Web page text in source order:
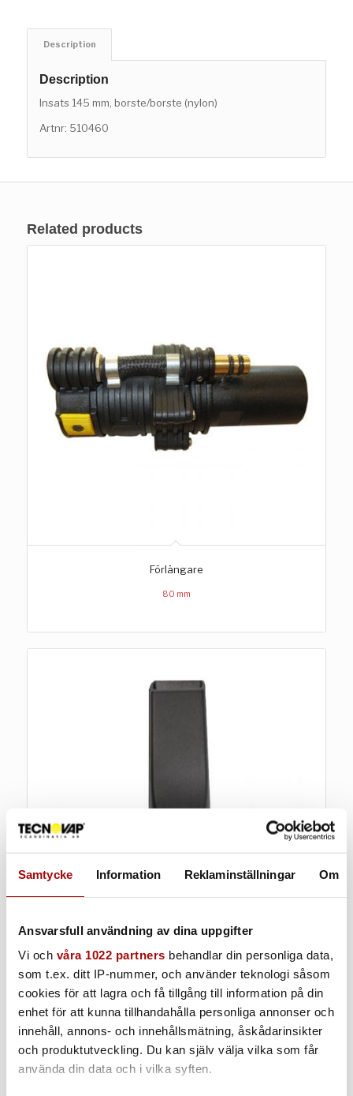
Samtycke Information Reklaminställningar Om
Ansvarsfull användning av dina uppgifter
Vi och våra 1022 partners behandlar din personliga data,
som t.ex. ditt IP-nummer, och använder teknologi såsom
cookies för att lagra och få tillgång till information på din
enhet för att kunna tillhandahålla personliga annonser och
innehåll, annons- och innehållsmätning, åskådarinsikter
och produktutveckling. Du kan själv välja vilka som får
använda din data och i vilka syften.
Description
Description
Insats 145 mm, borste/borste (nylon)
Artnr: 510460
Related products
Förlängare
80 mm
Våtsuglans
Används med ånglans